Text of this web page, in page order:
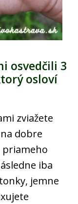
osvedčili 3
osloví
zviažete
dobre
iba
jemne